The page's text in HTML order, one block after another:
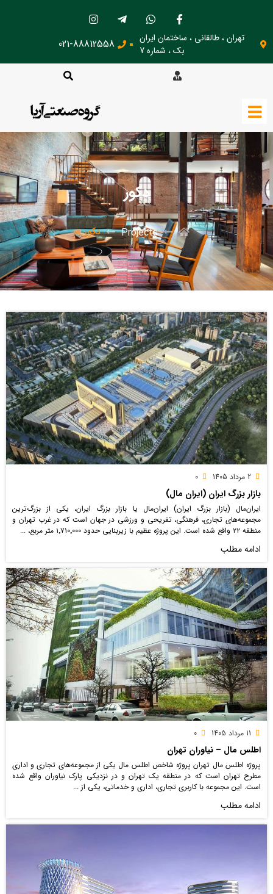
تهران ، طالقانی ، ساختمان ایران
بک ، شماره 7
021-88812558
دکور
Projects دکور
بازار بزرگ ایران (ایران مال)
ایران‌مال (بازار بزرگ ایران) ایران‌مال یا بازار بزرگ ایران، یکی از بزرگ‌ترین
مجموعه‌های تجاری، فرهنگی، تفریحی و ورزشی در جهان است که در غرب تهران و
منطقه ۲۲ واقع شده است. این پروژه عظیم با زیربنایی حدود ۱٬۷۱۰٬۰۰۰ متر مربع، ...
ادامه مطلب
اطلس مال – نیاوران تهران
پروژه اطلس مال تهران پروژه شاخص اطلس مال یکی از مجموعه‌های تجاری و اداری
مطرح تهران است که در منطقه یک تهران و در نزدیکی پارک نیاوران واقع شده
است. این مجموعه با کاربری تجاری، اداری و خدماتی، یکی از ...
ادامه مطلب